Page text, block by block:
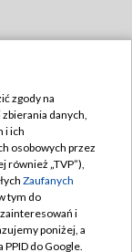
zgody na
danych,
i ich
osobowych przez
również „TVP”),
Zaufanych
tym do
i
poniżej, a
do Google.